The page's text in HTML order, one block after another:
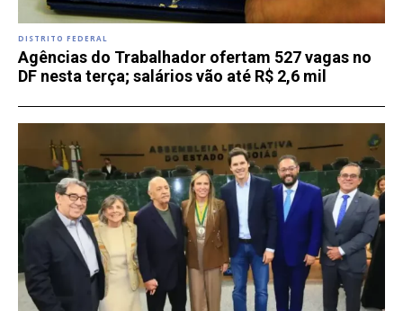
DISTRITO FEDERAL
Agências do Trabalhador ofertam 527 vagas no
DF nesta terça; salários vão até R$ 2,6 mil